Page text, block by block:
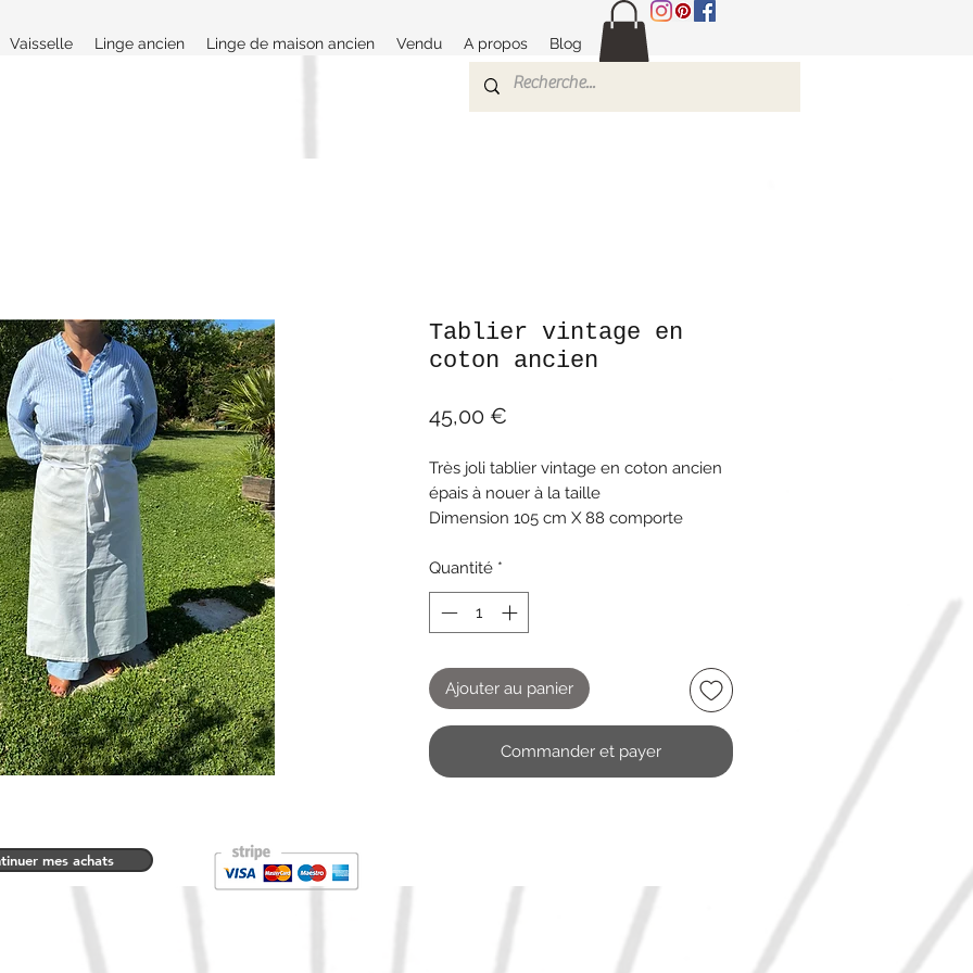
Vaisselle Linge ancien Linge de maison ancien Vendu A propos Blog
Tablier vintage en
coton ancien
45,00 €
Très joli tablier vintage en coton ancien
épais à nouer à la taille
Dimension 105 cm X 88 comporte
Quantité *
Ajouter au panier
Commander et payer
mes achats